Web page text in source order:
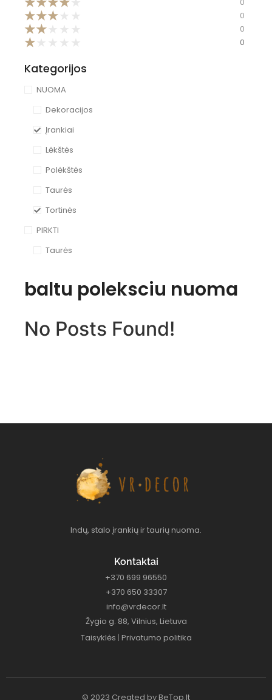
★★★ 0
★★ 0
★ 0
Kategorijos
NUOMA
Dekoracijos
Įrankiai
Lėkštės
Polėkštės
Taurės
Tortinės
PIRKTI
Taurės
baltu poleksciu nuoma
No Posts Found!
Indų, stalo įrankių ir taurių nuoma.
Kontaktai
+370 699 96550
+370 650 33307
info@vrdecor.lt
Žygio g. 88, Vilnius, Lietuva
Taisyklės | Privatumo politika
© 2023 Created byBeTop.lt